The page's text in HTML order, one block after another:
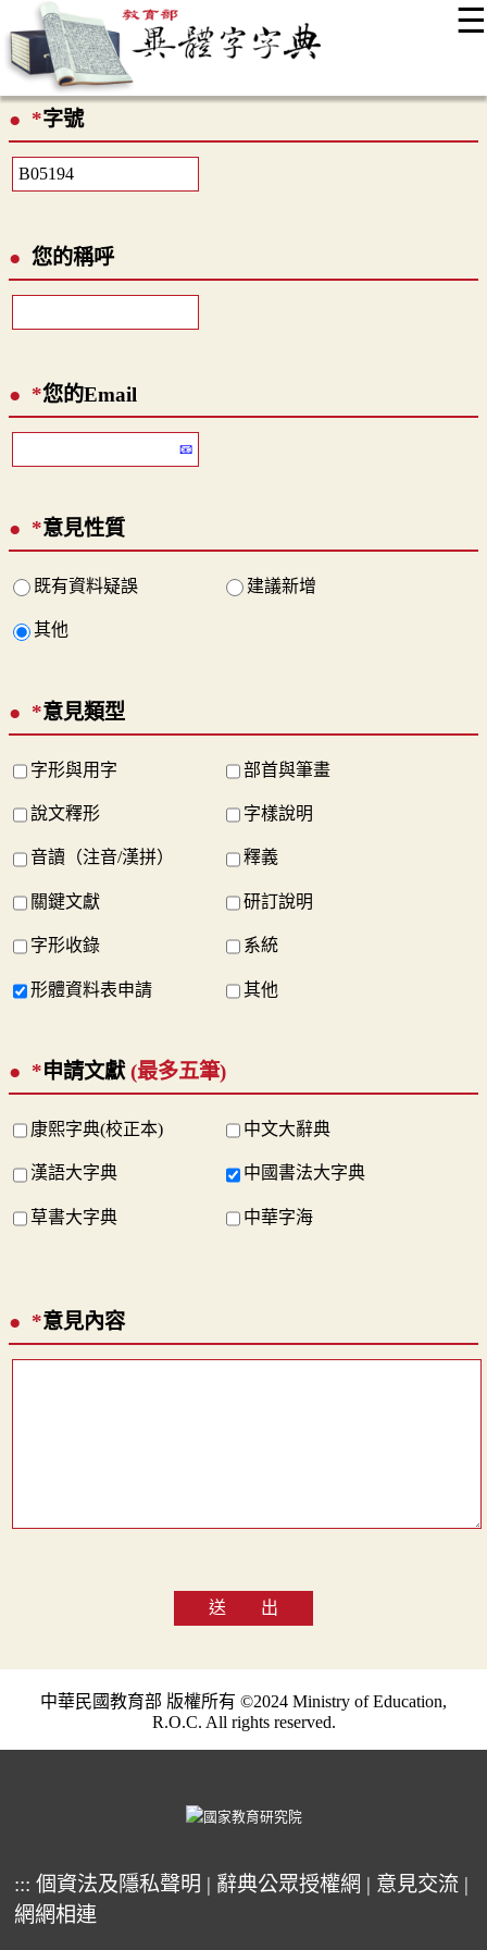
☰
最新消息
*字號
您的稱呼
*您的Email
*意見性質
既有資料疑誤 建議新增
其他
*意見類型
字形與用字 部首與筆畫
說文釋形 字樣說明
音讀（注音/漢拼） 釋義
關鍵文獻 研訂說明
字形收錄 系統
形體資料表申請 其他
*申請文獻(最多五筆)
康熙字典(校正本) 中文大辭典
漢語大字典 中國書法大字典
草書大字典 中華字海
*意見內容
送 出
中華民國教育部 版權所有 ©2024 Ministry of Education,
R.O.C. All rights reserved.
::: 個資法及隱私聲明 | 辭典公眾授權網 | 意見交流 |
網網相連